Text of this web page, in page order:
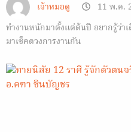
เจ้าหมอดู
11 พ.ค.
ทำงานหนักมาตั้งแต่ต้นปี อยากรู้ว่า
มาเช็คดวงการงานกัน